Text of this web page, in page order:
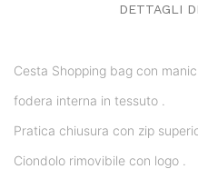
DETTAGLI
Cesta Shopping bag con
fodera interna in tessuto .
Pratica chiusura con zip
Ciondolo rimovibile con logo .